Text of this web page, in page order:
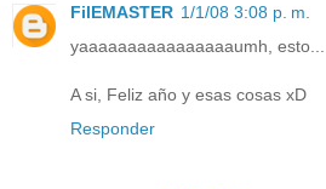
FilEMASTER 1/1/08 3:08 p. m.
yaaaaaaaaaaaaaaaaumh, esto...
A si, Feliz año y esas cosas xD
Responder